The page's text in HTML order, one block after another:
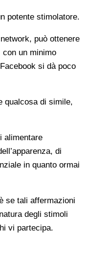
potente stimolatore.
può ottenere
con un minimo
si dà poco
qualcosa di simile,
alimentare
di
in quanto ormai
se tali affermazioni
degli stimoli
vi partecipa.